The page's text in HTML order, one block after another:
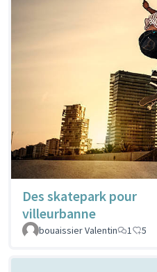
Des skatepark pour
villeurbanne
bouaissier Valentin
1 5